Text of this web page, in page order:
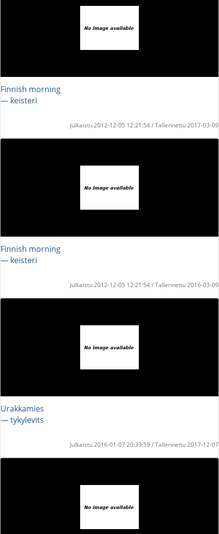
Finnish morning
― keisteri
Julkaistu 2012-12-05 12:21:54 / Tallennettu 2017-03-09
Finnish morning
― keisteri
Julkaistu 2012-12-05 12:21:54 / Tallennettu 2016-03-09
Urakkamies
― tykylevits
Julkaistu 2016-01-07 20:39:59 / Tallennettu 2017-12-07